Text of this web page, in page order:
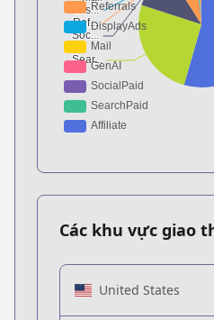
Các khu vực giao
United States